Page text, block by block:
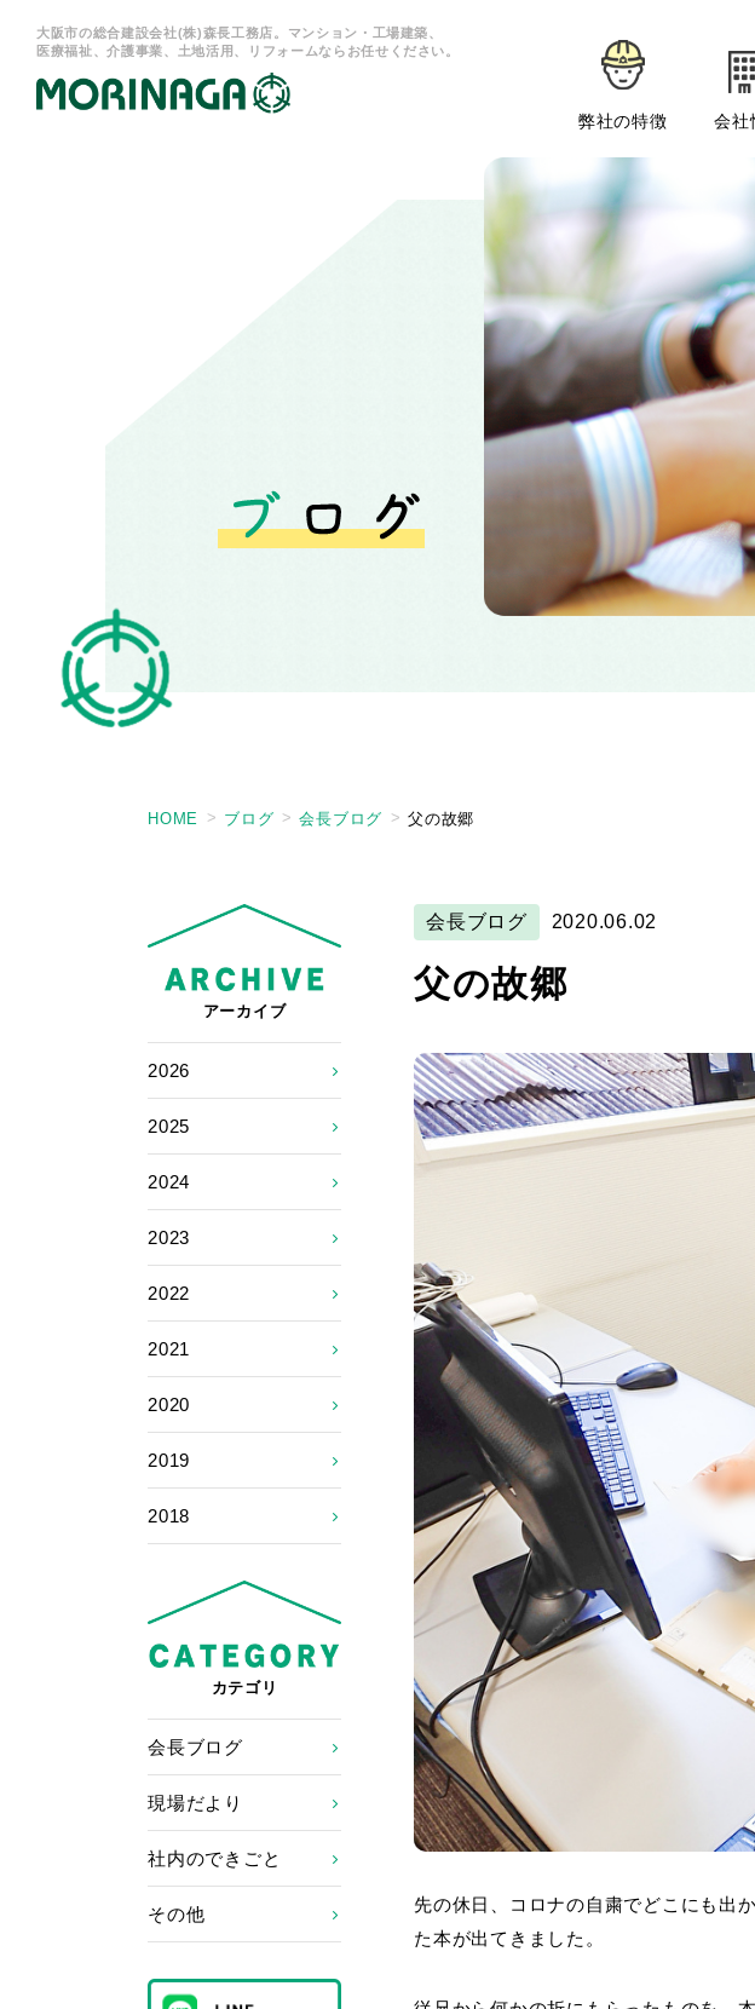
大阪市の総合建設会社(株)森長工務店。マンション・工場建築、
医療福祉、介護事業、土地活用、リフォームならお任せください。
弊社の特徴 会社
HOME ブログ 会長ブログ 父の故郷
会長ブログ 2020.06.02
父の故郷
先の休日、コロナの自粛でどこにも出
た本が出てきました。
アーカイブ
2026
2025
2024
2023
2022
2021
2020
2019
2018
カテゴリ
会長ブログ
現場だより
社内のできごと
その他